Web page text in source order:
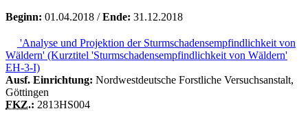
Beginn: 01.04.2018 /Ende: 31.12.2018
'Analyse und Projektion der Sturmschadensempfindlichkeit von
Wäldern' (Kurztitel 'Sturmschadensempfindlichkeit von Wäldern'
EH-3-I)
Ausf. Einrichtung: Nordwestdeutsche Forstliche Versuchsanstalt,
Göttingen
FKZ.: 2813HS004